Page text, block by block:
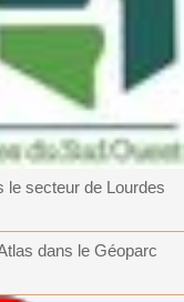
le secteur de Lourdes
dans le Géoparc